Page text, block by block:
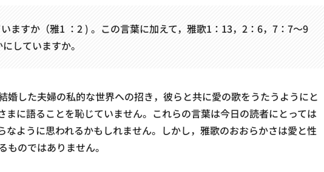
ますか（雅1 ：2 ) 。この言葉に加えて，雅歌1：13，2：6，7：7〜9
していますか。
婚した夫婦の私的な世界への招き，彼らと共に愛の歌をうたうようにと
まに語ることを恥じていません。これらの言葉は今日の読者にとっては
なように思われるかもしれません。しかし，雅歌のおおらかさは愛と性
のではありません。